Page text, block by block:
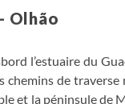
Olhão
l’estuaire du
chemins de
et la péninsule de